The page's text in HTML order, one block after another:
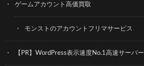
ゲームアカウント高価買取
モンストのアカウントフリマサービス
【PR】WordPress表示速度No.1高速サーバー